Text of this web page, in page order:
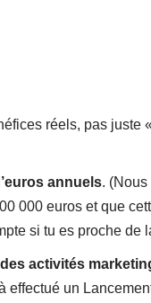
réels, pas juste
annuels.
000 euros et que
si tu es proche de
activités
un